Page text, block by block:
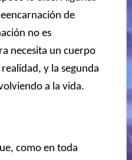
de
no es
necesita un cuerpo
y la segunda
a la vida.
como en toda